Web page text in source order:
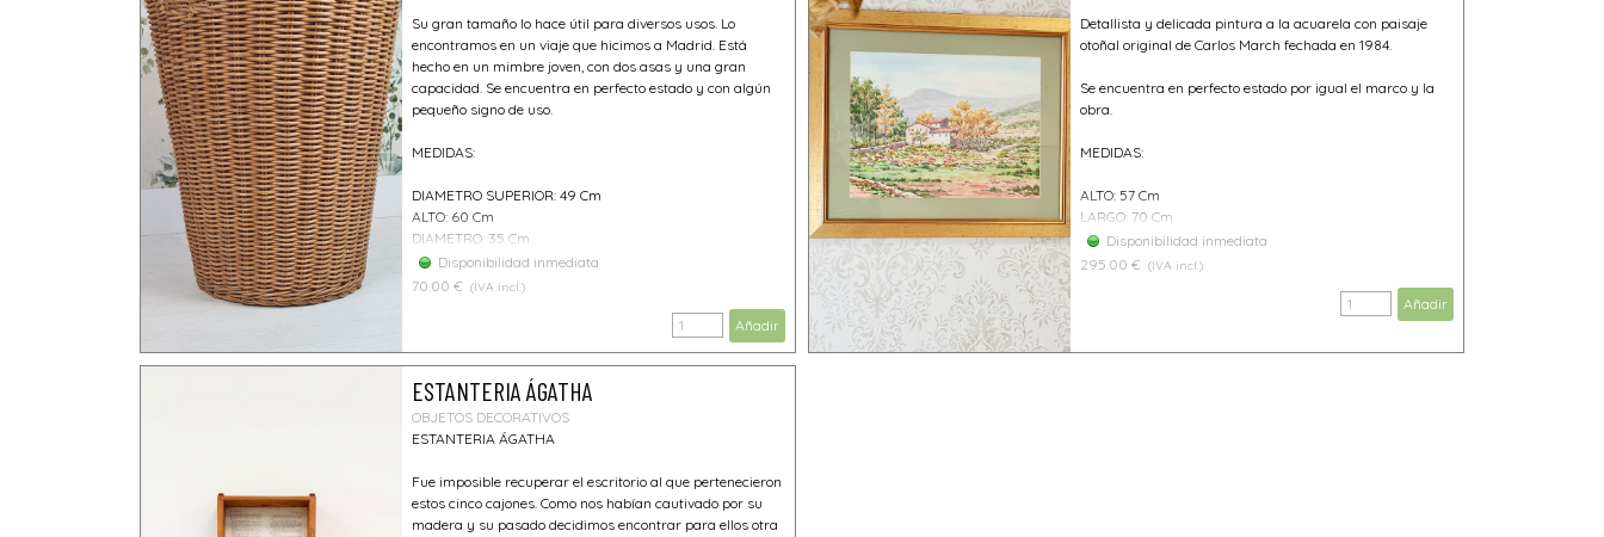
Su gran tamaño lo hace útil para diversos usos. Lo
encontramos en un viaje que hicimos a Madrid. Está
hecho en un mimbre joven, con dos asas y una gran
capacidad. Se encuentra en perfecto estado y con algún
pequeño signo de uso.
MEDIDAS:
DIAMETRO SUPERIOR: 49 Cm
ALTO: 60 Cm
DIAMETRO: 35 Cm
Disponibilidad inmediata
70.00 € (IVA incl.)
Añadir
Detallista y delicada pintura a la acuarela con paisaje
otoñal original de Carlos March fechada en 1984.
Se encuentra en perfecto estado por igual el marco y la
obra.
MEDIDAS:
ALTO: 57 Cm
LARGO: 70 Cm
Disponibilidad inmediata
295.00 € (IVA incl.)
Añadir
ESTANTERIA ÁGATHA
OBJETOS DECORATIVOS
ESTANTERIA ÁGATHA
Fue imposible recuperar el escritorio al que pertenecieron
estos cinco cajones. Como nos habían cautivado por su
madera y su pasado decidimos encontrar para ellos otra